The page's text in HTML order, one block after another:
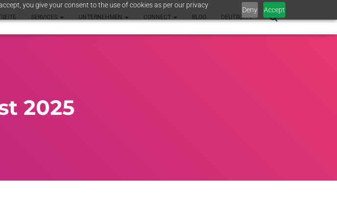
you give your consent to the use of cookies as per our privacy
Deny Accept
SERVICES UNTERNEHMEN CONNECT BLOG DEUTSCH
2025